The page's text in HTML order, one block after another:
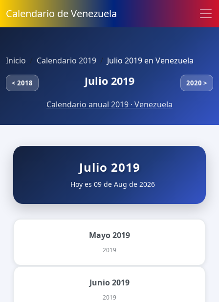
Calendario de Venezuela
Inicio Calendario 2019 Julio 2019 en Venezuela
< 2018 Julio 2019 2020 >
Calendario anual 2019 · Venezuela
Julio 2019
Hoy es 09 de Aug de 2026
Mayo 2019
2019
Junio 2019
2019